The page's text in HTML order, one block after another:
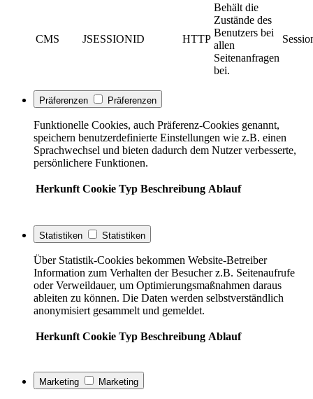
CMS JSESSIONID HTTP
Behält die
Zustände des
Benutzers bei
allen
Seitenanfragen
bei.
Präferenzen Präferenzen
Funktionelle Cookies, auch Präferenz-Cookies genannt,
speichern benutzerdefinierte Einstellungen wie z.B. einen
Sprachwechsel und bieten dadurch dem Nutzer verbesserte,
persönlichere Funktionen.
Herkunft Cookie Typ Beschreibung Ablauf
Statistiken Statistiken
Über Statistik-Cookies bekommen Website-Betreiber
Information zum Verhalten der Besucher z.B. Seitenaufrufe
oder Verweildauer, um Optimierungsmaßnahmen daraus
ableiten zu können. Die Daten werden selbstverständlich
anonymisiert gesammelt und gemeldet.
Herkunft Cookie Typ Beschreibung Ablauf
Marketing Marketing